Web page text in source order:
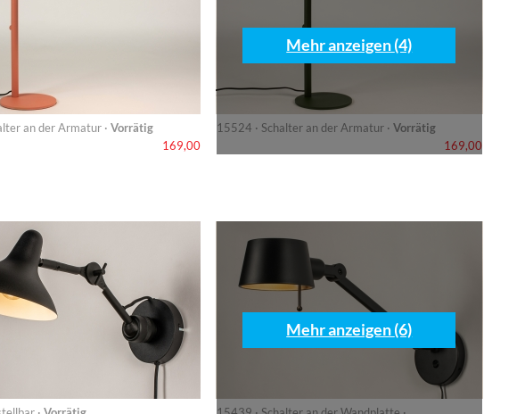
an der Armatur · Vorrätig
169,00
15524 · Schalter an der Armatur · Vorrätig
169,00
Mehr anzeigen (4)
Mehr anzeigen (6)